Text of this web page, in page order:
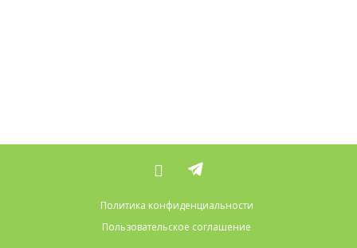
Политика конфиденциальности
Пользовательское соглашение